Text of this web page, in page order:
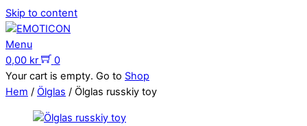
Skip to content
Menu
0,00 kr
0
Your cart is empty. Go to Shop
Hem / Ölglas / Ölglas russkiy toy